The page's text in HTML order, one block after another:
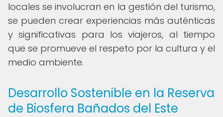
locales se involucran en la gestión del turismo,
se pueden crear experiencias más auténticas
y significativas para los viajeros, al tiempo
que se promueve el respeto por la cultura y el
medio ambiente.
Desarrollo Sostenible en la Reserva
de Biosfera Bañados del Este